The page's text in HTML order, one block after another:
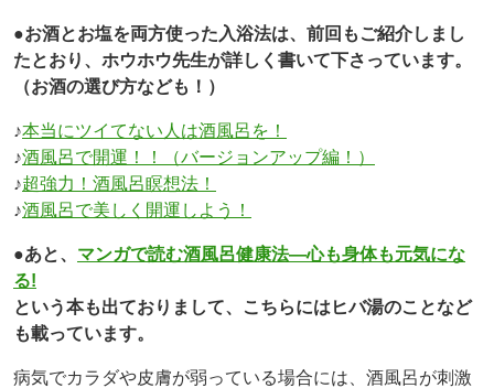
●お酒とお塩を両方使った入浴法は、前回もご紹介しまし
たとおり、ホウホウ先生が詳しく書いて下さっています。
（お酒の選び方なども！）
♪本当にツイてない人は酒風呂を！
♪酒風呂で開運！！（バージョンアップ編！）
♪超強力！酒風呂瞑想法！
♪酒風呂で美しく開運しよう！
●あと、 マンガで読む酒風呂健康法―心も身体も元気にな
る!
という本も出ておりまして、こちらにはヒバ湯のことなど
も載っています。
病気でカラダや皮膚が弱っている場合には、酒風呂が刺激